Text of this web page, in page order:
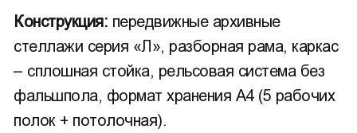
Конструкция: передвижные архивные
стеллажи серия «Л», разборная рама, каркас
– сплошная стойка, рельсовая система без
фальшпола, формат хранения А4 (5 рабочих
полок + потолочная).